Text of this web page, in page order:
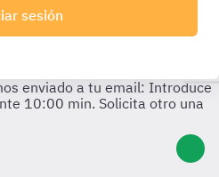
sesión
enviado a tu email: Introduce
10:00 min. Solicita otro una